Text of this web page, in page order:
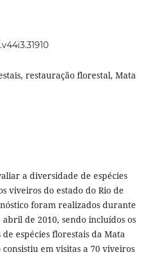
restauração florestal, Mata
a diversidade de espécies
viveiros do estado do Rio de
foram realizados durante
de 2010, sendo incluídos os
espécies florestais da Mata
em visitas a 70 viveiros